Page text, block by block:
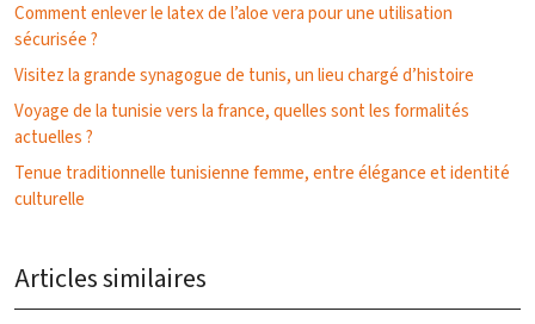
Comment enlever le latex de l’aloe vera pour une utilisation
sécurisée ?
Visitez la grande synagogue de tunis, un lieu chargé d’histoire
Voyage de la tunisie vers la france, quelles sont les formalités
actuelles ?
Tenue traditionnelle tunisienne femme, entre élégance et identité
culturelle
Articles similaires